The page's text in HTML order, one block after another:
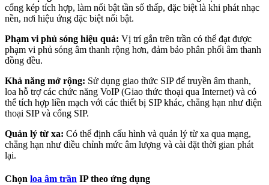
cổng kép tích hợp, làm nổi bật tần số thấp, đặc biệt là khi phát nhạc
nền, nơi hiệu ứng đặc biệt nổi bật.
Phạm vi phủ sóng hiệu quả: Vị trí gắn trên trần có thể đạt được
phạm vi phủ sóng âm thanh rộng hơn, đảm bảo phân phối âm thanh
đồng đều.
Khả năng mở rộng: Sử dụng giao thức SIP để truyền âm thanh,
loa hỗ trợ các chức năng VoIP (Giao thức thoại qua Internet) và có
thể tích hợp liền mạch với các thiết bị SIP khác, chẳng hạn như điện
thoại SIP và cổng SIP.
Quản lý từ xa: Có thể định cấu hình và quản lý từ xa qua mạng,
chẳng hạn như điều chỉnh mức âm lượng và cài đặt thời gian phát
lại.
Chọn loa âm trần IP theo ứng dụng